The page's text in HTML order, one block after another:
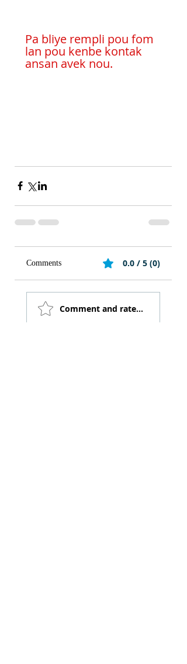
Pa bliye rempli pou fom
lan pou kenbe kontak
ansan avek nou.
Comments 0.0 / 5 (0)
Comment and rate...